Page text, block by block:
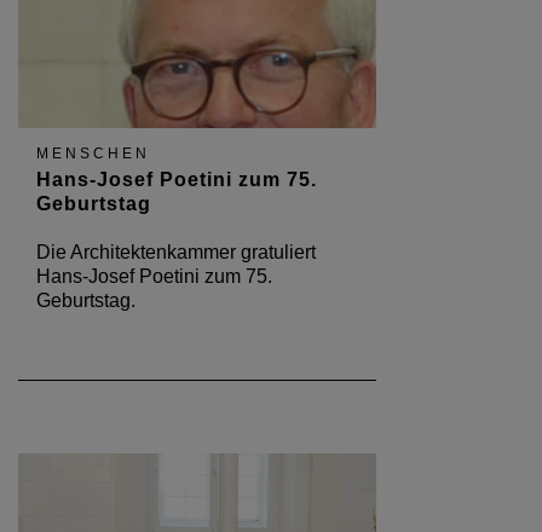
MENSCHEN
Hans-Josef Poetini zum 75.
Geburtstag
Die Architektenkammer gratuliert
Hans-Josef Poetini zum 75.
Geburtstag.